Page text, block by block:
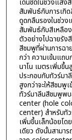
เด่นชัดในช่วงแสง
สัมพันธ์กับการเกิ
ดูดกลืนรองในช่ว
สัมพันธ์กับสีเหลือ
ตัวอย่างไปฉายรัง
สีชมพูที่ผ่านการฉ
กว่า ความเข้มแถ
นาโน เมตรเพิ่มขึ้
ประกอบกับทัวร์มา
สูงกว่าจะให้สีชมพู
ทัวร์มาลีนสีชมพูพ
center (hole
center) สำหรับทั
เพิ่มขึ้นเล็กน้อยโ
เดียว ดังนั้นสามา